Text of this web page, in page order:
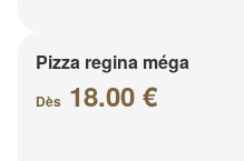
Pizza regina méga
Dès 18.00 €